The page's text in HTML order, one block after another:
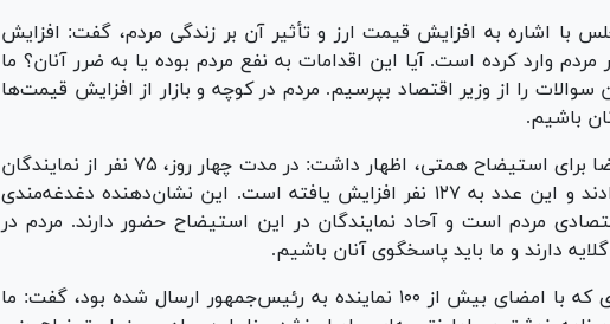
با اشاره به افزایش قیمت ارز و تأثیر آن بر زندگی مردم، گفت: افزایش
مردم وارد کرده است. آیا این اقدامات به نفع مردم بوده یا به ضرر آنان؟ ما
را از وزیر اقتصاد بپرسیم. مردم در کوچه و بازار از افزایش قیمت‌ها
باشیم.
وی با اشاره به روند جمع‌آوری امضا برای استیضاح همتی، اظهار داشت: در مدت چهار روز، ۷۵ نفر از نمایندگان
به استیضاح وزیر اقتصاد رأی دادند و این عدد به ۱۲۷ نفر افزایش یافته است. این نشان‌دهنده دغدغه‌مندی
مردم است و آحاد نمایندگان در این استیضاح حضور دارند. مردم در
دارند و ما باید پاسخگوی آنان باشیم.
حاجی دلیگانی با اشاره به نامه‌ای که با امضای بیش از ۱۰۰ نماینده به رئیس‌جمهور ارسال شده بود، گفت: ما